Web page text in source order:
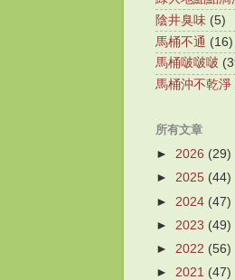
陰井臭味 (5)
馬桶不通 (16)
馬桶啵啵啵
馬桶沖不乾淨
所有文章
► 2026 (29)
► 2025 (44)
► 2024 (47)
► 2023 (49)
► 2022 (56)
► 2021 (47)